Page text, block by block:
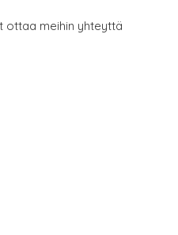
ottaa meihin yhteyttä